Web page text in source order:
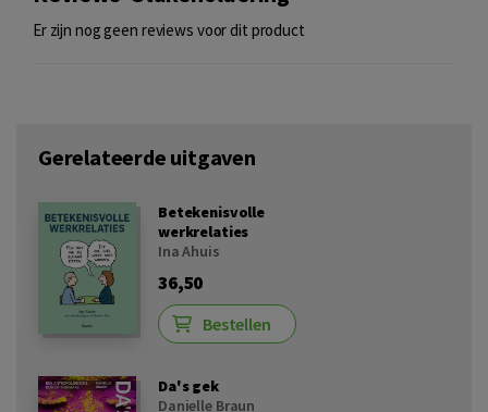
Er zijn nog geen reviews voor dit product
Gerelateerde uitgaven
Betekenisvolle
werkrelaties
Ina Ahuis
36,50
Bestellen
Da's gek
Danielle Braun